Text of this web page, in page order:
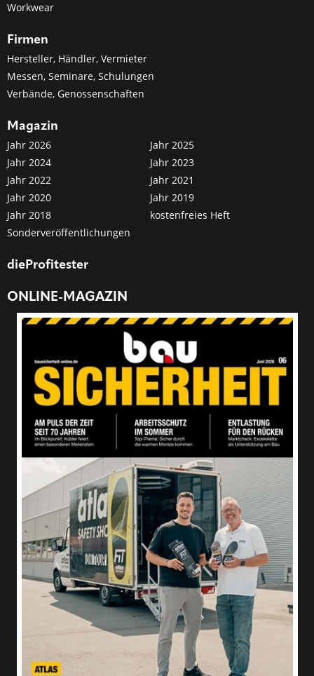
Workwear
Firmen
Hersteller, Händler, Vermieter
Messen, Seminare, Schulungen
Verbände, Genossenschaften
Magazin
Jahr 2026
Jahr 2025
Jahr 2024
Jahr 2023
Jahr 2022
Jahr 2021
Jahr 2020
Jahr 2019
Jahr 2018
kostenfreies Heft
Sonderveröffentlichungen
dieProfitester
ONLINE-MAGAZIN